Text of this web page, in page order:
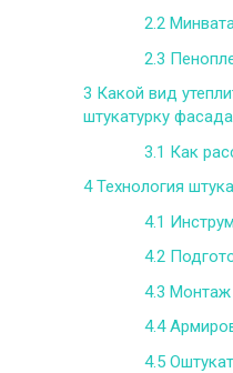
2.2
2.3
3 Какой вид
штукатурку
3.1 Как
4Технология
4.1
4.2
4.3 Монтаж
4.4
4.5